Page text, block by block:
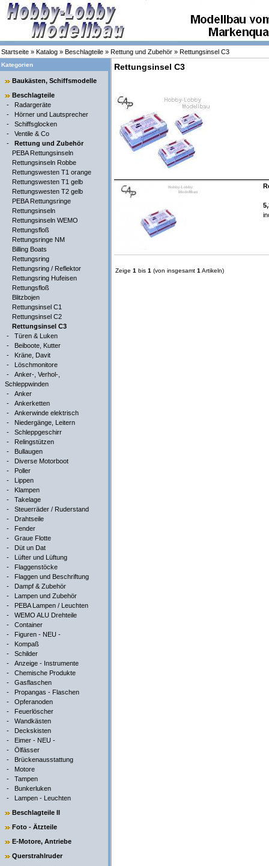
Startseite » Katalog » Beschlagteile » Rettung und Zubehör » Rettungsinsel C3
Kategorien
Baukästen, Schiffsmodelle
Beschlagteile
- Radargeräte
- Hörner und Lautsprecher
- Schiffsglocken
- Ventile & Co
- Rettung und Zubehör
PEBA Rettungsinseln
Rettungsinseln Robbe
Rettungswesten T1 orange
Rettungswesten T1 gelb
Rettungswesten T2 gelb
PEBA Rettungsringe
Rettungsinseln
Rettungsinseln WEMO
Rettungsfloß
Rettungsringe NM
Billing Boats
Rettungsring
Rettungsring / Reflektor
Rettungsring Hufeisen
Rettungsfloß
Blitzbojen
Rettungsinsel C1
Rettungsinsel C2
Rettungsinsel C3
- Türen & Luken
- Beiboote, Kutter
- Kräne, Davit
- Löschmonitore
- Anker-, Verhol-,
Schleppwinden
- Anker
- Ankerketten
- Ankerwinde elektrisch
- Niedergänge, Leitern
- Schleppgeschirr
- Relingstützen
- Bullaugen
- Diverse Motorboot
- Poller
- Lippen
- Klampen
- Takelage
- Steuerräder / Ruderstand
- Drahtseile
- Fender
- Graue Flotte
- Düt un Dat
- Lüfter und Lüftung
- Flaggenstöcke
- Flaggen und Beschriftung
- Dampf & Zubehör
- Lampen und Zubehör
- PEBA Lampen / Leuchten
- WEMO ALU Drehteile
- Container
- Figuren - NEU -
- Kompaß
- Schilder
- Anzeige - Instrumente
- Chemische Produkte
- Gasflaschen
- Propangas - Flaschen
- Opferanoden
- Feuerlöscher
- Wandkästen
- Deckskisten
- Eimer - NEU -
- Ölfässer
- Brückenausstattung
- Motore
- Tampen
- Bunkerluken
- Lampen - Leuchten
Beschlagteile II
Foto - Ätzteile
E-Motore, Antriebe
Querstrahlruder
Rettungsinsel C3
Zeige 1 bis 1 (von insgesamt 1 Artikeln)